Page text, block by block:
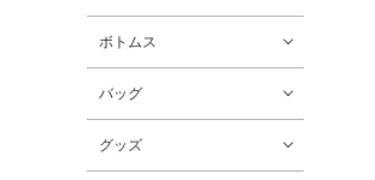
ボトムス
バッグ
グッズ